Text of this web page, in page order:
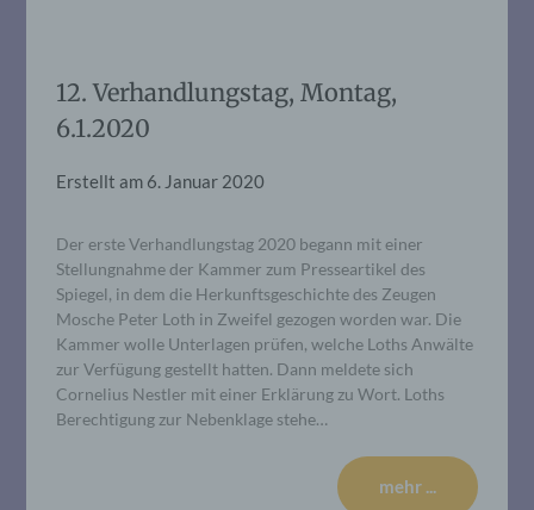
12. Verhandlungstag, Montag,
6.1.2020
Erstellt am 6. Januar 2020
Der erste Verhandlungstag 2020 begann mit einer
Stellungnahme der Kammer zum Presseartikel des
Spiegel, in dem die Herkunftsgeschichte des Zeugen
Mosche Peter Loth in Zweifel gezogen worden war. Die
Kammer wolle Unterlagen prüfen, welche Loths Anwälte
zur Verfügung gestellt hatten. Dann meldete sich
Cornelius Nestler mit einer Erklärung zu Wort. Loths
Berechtigung zur Nebenklage stehe…
mehr ...